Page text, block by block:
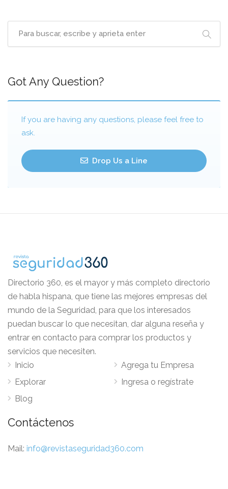
Got Any Question?
If you are having any questions, please feel free to
ask.
Drop Us a Line
Directorio 360, es el mayor y más completo directorio
de habla hispana, que tiene las mejores empresas del
mundo de la Seguridad, para que los interesados
puedan buscar lo que necesitan, dar alguna reseña y
entrar en contacto para comprar los productos y
servicios que necesiten.
Inicio
Explorar
Blog
Agrega tu Empresa
Ingresa o regístrate
Contáctenos
Mail: info@revistaseguridad360.com